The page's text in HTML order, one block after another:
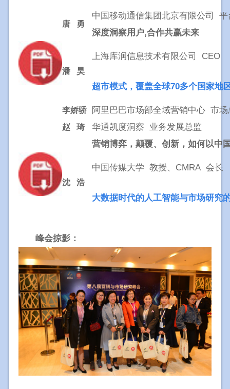
唐 勇
中国移动通信集团北京有限公司
深度洞察用户,合作共赢未来
潘 昊
上海库润信息技术有限公司 CEO
超市模式，覆盖全球70多个国家地
李娇骄 阿里巴巴市场部全域营销中心 市场
赵 琦
华通凯度洞察 业务发展总监
营销博弈，颠覆、创新， 如何以中
沈 浩
中国传媒大学 教授、CMRA 会长
大数据时代的人工智能与市场研究
峰会掠影：